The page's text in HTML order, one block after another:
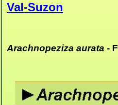
Val-Suzon
Arachnopeziza aurata -